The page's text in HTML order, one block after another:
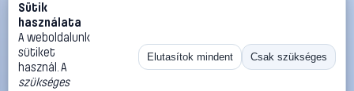
#2866039
Hazet 850SR-7 850SR-7 Dugaszsor Meghajtás
(csavarhúzó) 1/4 (6,3 mm) 245 mm 1 db
Hazet Dugókulcs tartozékok
Sütik
használata
A weboldalunk
sütiket
használ. A
szükséges
Elutasítok mindent Csak szükséges